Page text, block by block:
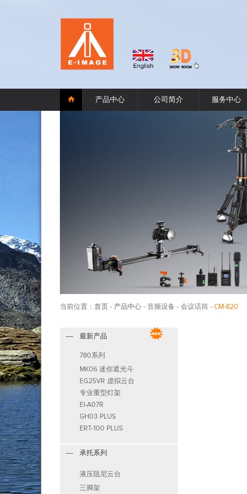
产品中心 公司简介 服务中心
当前位置： 首页 - 产品中心 - 音频设备 - 会议话筒 - CM-820
最新产品
780系列
MK06 迷你遮光斗
EG25VR 虚拟云台
专业重型灯架
EI-A07R
GH03 PLUS
ERT-100 PLUS
承托系列
液压阻尼云台
三脚架